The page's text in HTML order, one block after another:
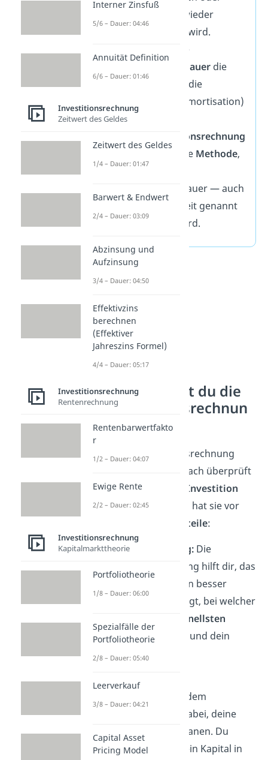
Einsparungen wieder
zurückverdient wird.
Demnach ist die
Amortisationsdauer die
, bis die
Rückzahlung (Amortisation)
erreicht ist.
Amortisationsrechnung
ist schließlich die Methode,
mit der die
Amortisationsdauer — auch
Amortisationszeit genannt
— berechnet wird.
Wozu brauchst du die
Amortisationsrechnun
g?
Mit der Amortisationsrechnung
kann schnell und einfach überprüft
werden, ob sich eine
Investition
lohnen könnte
. Dabei hat sie vor
Vorteile:
✓Risikoeinschätzung: Die
Amortisationsrechnung hilft dir, das
Risiko einer Investition besser
einzuschätzen. Sie zeigt, bei welcher
schnellsten
wieder„im Plus
“ bist und dein
eingesetztes Kapital
Zudem
unterstützt sie dich dabei, deine
Finanzen gezielt zu planen. Du
erfährst, wie lange dein Kapital in
Interner Zinsfuß
5/6 – Dauer: 04:46
Annuität Definition
6/6 – Dauer: 01:46
Investitionsrechnung
Zeitwert des Geldes
Zeitwert des Geldes
1/4 – Dauer: 01:47
Barwert & Endwert
2/4 – Dauer: 03:09
Abzinsung und
Aufzinsung
3/4 – Dauer: 04:50
Effektivzins
berechnen
(Effektiver
Jahreszins Formel)
4/4 – Dauer: 05:17
Investitionsrechnung
Rentenrechnung
Rentenbarwertfakto
r
1/2 – Dauer: 04:07
Ewige Rente
2/2 – Dauer: 02:45
Investitionsrechnung
Kapitalmarkttheorie
Portfoliotheorie
1/8 – Dauer: 06:00
Spezialfälle der
Portfoliotheorie
2/8 – Dauer: 05:40
Leerverkauf
3/8 – Dauer: 04:21
Capital Asset
Pricing Model